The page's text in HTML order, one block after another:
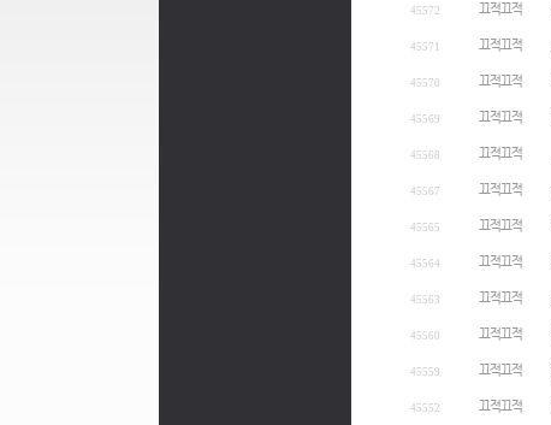
45572 끄적끄적
45571 끄적끄적
45570 끄적끄적
45569 끄적끄적
45568 끄적끄적
45567 끄적끄적
45565 끄적끄적
45564 끄적끄적
45563 끄적끄적
45560 끄적끄적
45559 끄적끄적
45552 끄적끄적